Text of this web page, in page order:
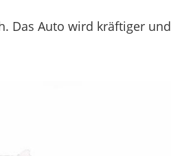
Das Auto wird kräftiger und